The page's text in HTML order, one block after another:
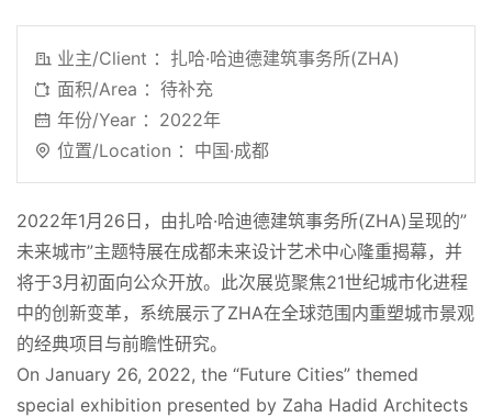
业主/Client ：扎哈·哈迪德建筑事务所(ZHA)
面积/Area ：待补充
年份/Year ：2022年
位置/Location ： 中国·成都
2022年1月26日，由扎哈·哈迪德建筑事务所(ZHA)呈现的”
未来城市”主题特展在成都未来设计艺术中心隆重揭幕，并
将于3月初面向公众开放。此次展览聚焦21世纪城市化进程
中的创新变革，系统展示了ZHA在全球范围内重塑城市景观
的经典项目与前瞻性研究。
On January 26, 2022, the “Future Cities” themed
special exhibition presented by Zaha Hadid Architects